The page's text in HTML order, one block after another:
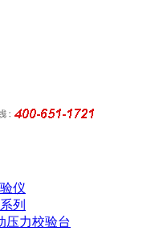
仪
列
压力校验台